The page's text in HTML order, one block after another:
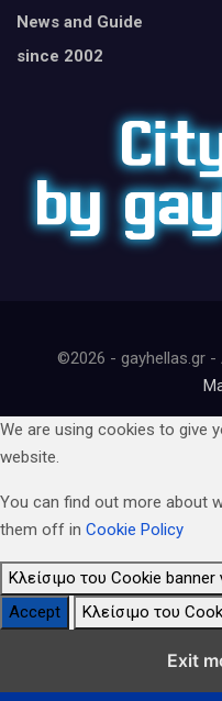
News and Guide
since 2002
©2026 - gayhellas.gr -
We are using cookies to give
website.
You can find out more about
them off in Cookie Policy
Κλείσιμο του Cookie banner
Accept
Κλείσιμο του
Exit